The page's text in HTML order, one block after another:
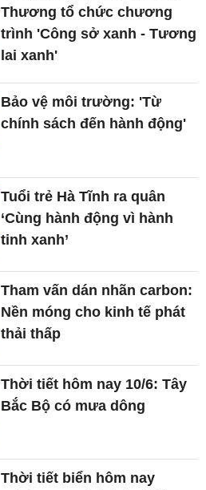
Thương tổ chức chương
trình 'Công sở xanh - Tương
lai xanh'
Bảo vệ môi trường: 'Từ
chính sách đến hành động'
Tuổi trẻ Hà Tĩnh ra quân
‘Cùng hành động vì hành
tinh xanh’
Tham vấn dán nhãn carbon:
Nền móng cho kinh tế phát
thải thấp
Thời tiết hôm nay 10/6: Tây
Bắc Bộ có mưa dông
Thời tiết biển hôm nay